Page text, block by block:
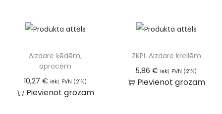
Aizdare ķēdēm,
aprocēm
10,27€ iekļ. PVN (21%)
Pievienot grozam
ZKPL Aizdare krellēm
5,86€ iekļ. PVN (21%)
Pievienot grozam